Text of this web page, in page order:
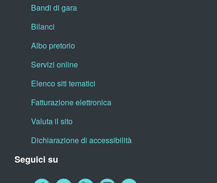
Bandi di gara
Bilanci
Albo pretorio
Servizi online
Elenco siti tematici
Fatturazione elettronica
Valuta il sito
Dichiarazione di accessibilità
Seguici su